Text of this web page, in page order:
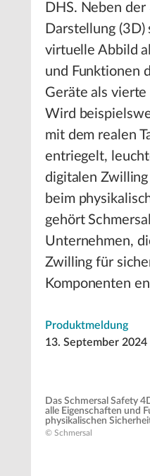
DHS. Neben
Darstellung (3D)
virtuelle Abbild
und Funktionen
Geräte als
Wird
mit dem realen
entriegelt,
digitalen
beim
gehört
Unternehmen,
Zwilling für
Komponenten
Produktmeldung
13. September 2024
Das Schmersal Safety
alle Eigenschaften und
physikalischen
© Schmersal